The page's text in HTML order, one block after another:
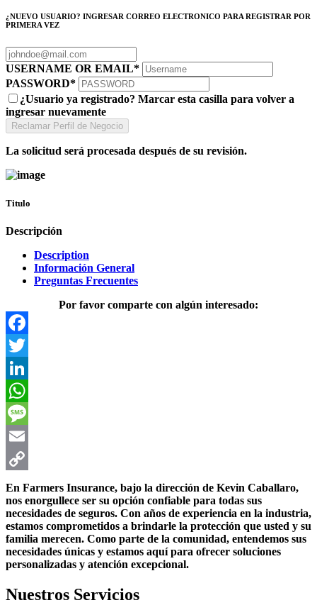
¿NUEVO USUARIO? INGRESAR CORREO ELECTRONICO PARA REGISTRAR POR
PRIMERA VEZ
USERNAME OR EMAIL*
PASSWORD*
¿Usuario ya registrado? Marcar esta casilla para volver a
ingresar nuevamente
La solicitud será procesada después de su revisión.
Titulo
Descripción
Description
Información General
Preguntas Frecuentes
Por favor comparte con algún interesado:
Copy
Link
En Farmers Insurance, bajo la dirección de Kevin Caballaro,
nos enorgullece ser su opción confiable para todas sus
necesidades de seguros. Con años de experiencia en la industria,
estamos comprometidos a brindarle la protección que usted y su
familia merecen. Como parte de la comunidad, entendemos sus
necesidades únicas y estamos aquí para ofrecer soluciones
personalizadas y atención excepcional.
Nuestros Servicios